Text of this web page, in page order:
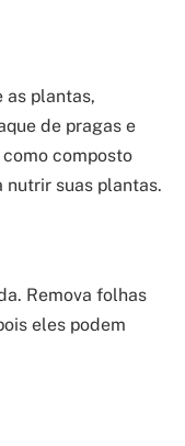
as plantas,
de pragas e
composto
nutrir suas plantas.
Remova folhas
eles podem